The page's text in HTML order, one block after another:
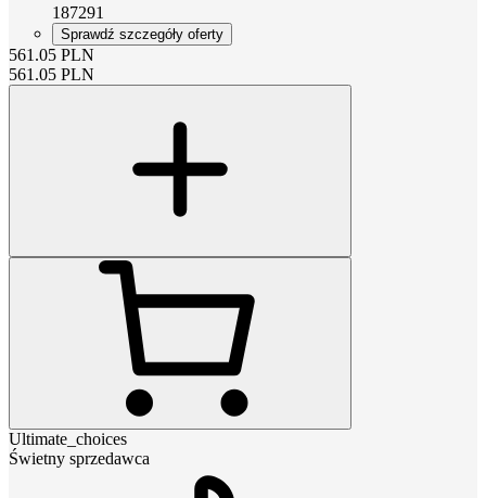
187291
Sprawdź szczegóły oferty
561.05 PLN
561.05 PLN
Ultimate_choices
Świetny sprzedawca